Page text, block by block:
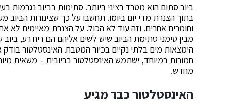
ביוב סתום הוא מטרד רציני ביותר. סתימות בביוב נגרמות
בתוך הצנרת מדי יום ביומו. תחשבו על כך שצינורות הביוב
וחומרים אחרים. וזה עוד לא הכול. על הצנרת מאיימים לא
מבין סימני סתימת הביוב שיש לשים אליהם הם ריח רע,
הימצאות מים בלתי נקיים בכיור המטבח. האינסטלטור
חמורות במיוחד, ישתמש האינסטלטור בביובית – משאית
מחדש.
האינסטלטור כבר מגיע